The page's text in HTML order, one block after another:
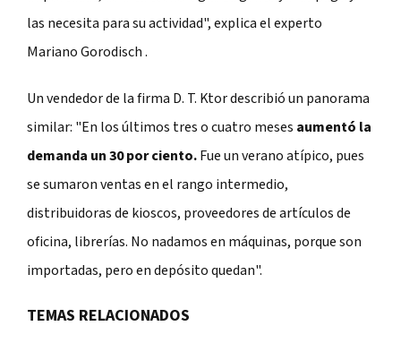
las necesita para su actividad", explica el experto
Mariano Gorodisch .
Un vendedor de la firma D. T. Ktor describió un panorama
similar: "En los últimos tres o cuatro meses aumentó la
demanda un 30 por ciento.Fue un verano atípico, pues
se sumaron ventas en el rango intermedio,
distribuidoras de kioscos, proveedores de artículos de
oficina, librerías. No nadamos en máquinas, porque son
importadas, pero en depósito quedan".
TEMAS RELACIONADOS